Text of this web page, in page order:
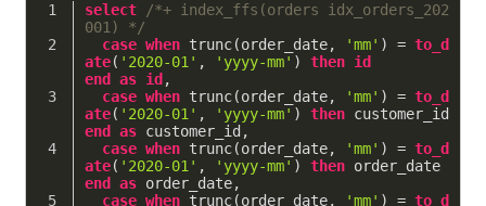
select
/*+ index_ffs(orders idx_orders_202
001) */
case when trunc(order_date, 'mm' ) = to_d
ate( '2020-01' , 'yyyy-mm' ) then id
end
as id ,
case when trunc(order_date, 'mm' ) = to_d
ate( '2020-01' , 'yyyy-mm' ) then
end
as customer_id,
case when trunc(order_date, 'mm' ) = to_d
ate( '2020-01' , 'yyyy-mm' ) then
end
as order_date,
case when trunc(order_date, 'mm' ) = to_d